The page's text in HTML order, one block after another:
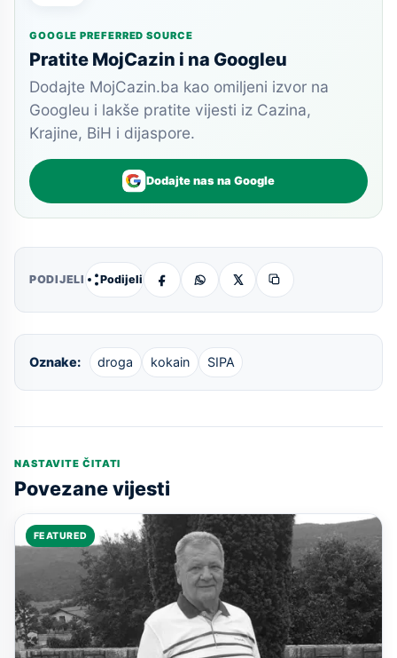
GOOGLE PREFERRED SOURCE
Pratite MojCazin i na Googleu
Dodajte MojCazin.ba kao omiljeni izvor na
Googleu i lakše pratite vijesti iz Cazina,
Krajine, BiH i dijaspore.
Dodajte nas na Google
PODIJELI Podijeli
Oznake: droga kokain SIPA
NASTAVITE ČITATI
Povezane vijesti
FEATURED